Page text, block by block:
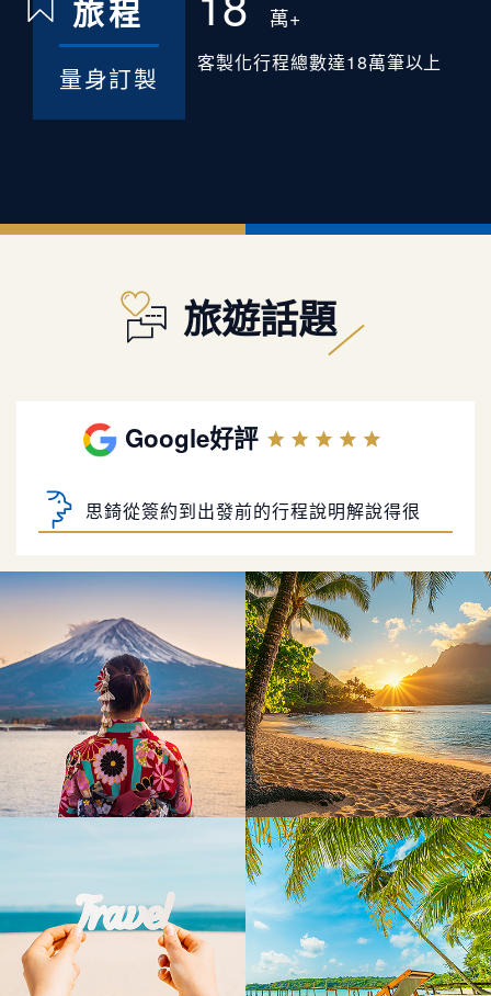
萬+
客製化行程總數達18萬筆以上
旅程
量身訂製
旅遊話題
Google好評
謝謝慶澤旅遊的客製化安排 7天6夜 峇里
真的好累喔！不過 真的蠻值得的
慶澤旅遊的行程安排真的好細心~
感謝Jimmy幫忙安排我們的峇里島蜜月旅
行 詢問及規劃過程皆有問必答又很有耐心解惑
超級讚👍🏻
林彤的服務沒話說的好👍，很貼心且熱心
處理意外情況，補救措施也令人滿意！非常推
思錡從簽約到出發前的行程說明解說得很
詳細，只要有任何小問題都很貼心回答並給予建
議👍👍👍 服務很優秀👏
謝謝慶澤旅遊的客製化安排 7天6夜 峇里
島之旅，剛剛才回來台灣，哦…坐5hr飛機／趟
真的好累喔！不過 真的蠻值得的
峇里島自由行真的太好玩了!
慶澤旅遊的行程安排真的好細心~